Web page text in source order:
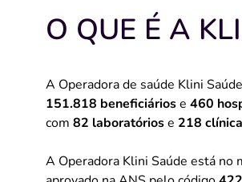
O QUE É A
A Operadora de saúde Klini
151.818 beneficiáriose 460
com 82 laboratóriose 218
A Operadora Klini Saúde está no